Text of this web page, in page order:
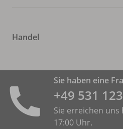
Handel
Sie haben eine
+49 531
Sie erreichen uns
17:00 Uhr.